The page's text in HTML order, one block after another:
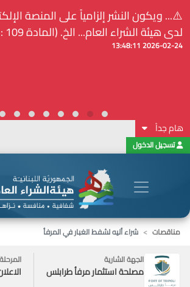
⚠️... ويكون النشر إلزامياً على المنصة
لدى هيئة الشراء العام... الخ. (المادة 109 : الشفافية)
2026-02-24 13:48:11
هام جداً
تسجيل الدخول
مناقصات
شراء أليه لشفط الغبار في المرفأ
الجهة الشارية
مصلحة استثمار مرفأ طرابلس
المرحلة